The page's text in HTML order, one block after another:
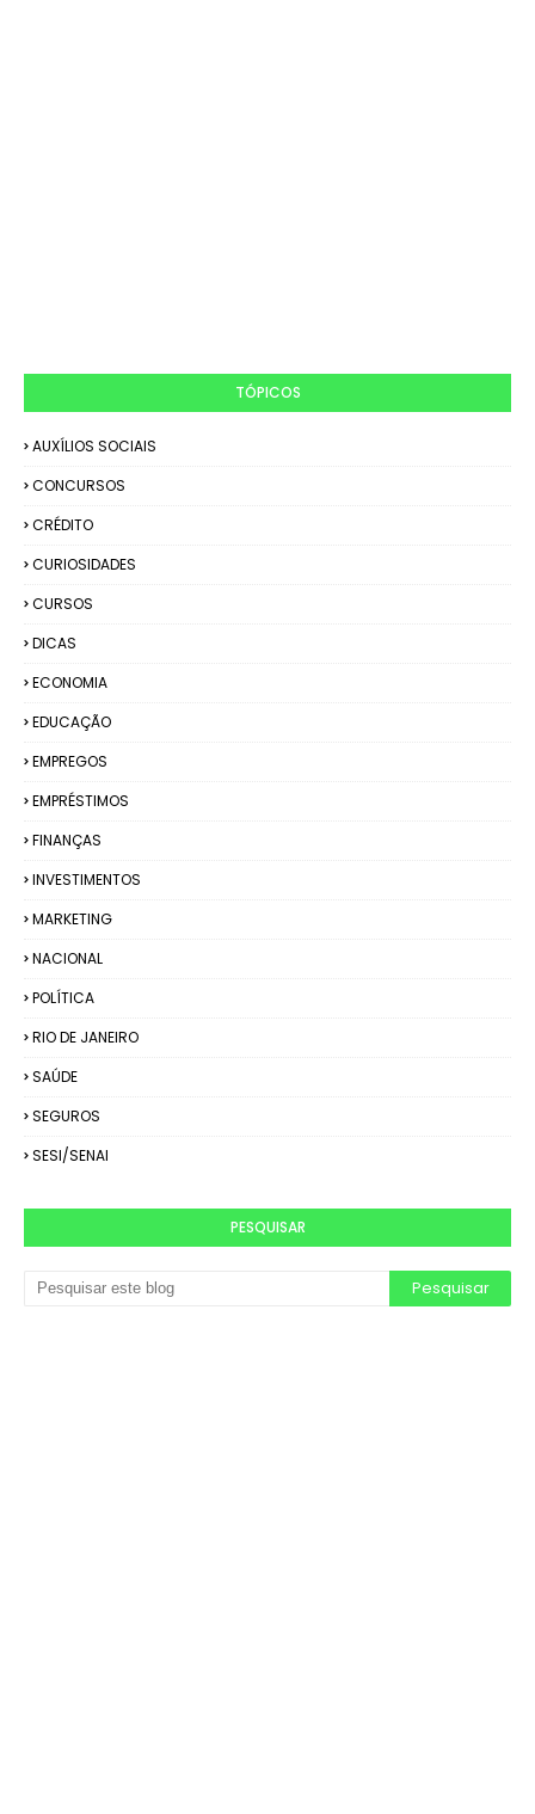
TÓPICOS
AUXÍLIOS SOCIAIS
CONCURSOS
CRÉDITO
CURIOSIDADES
CURSOS
DICAS
ECONOMIA
EDUCAÇÃO
EMPREGOS
EMPRÉSTIMOS
FINANÇAS
INVESTIMENTOS
MARKETING
NACIONAL
POLÍTICA
RIO DE JANEIRO
SAÚDE
SEGUROS
SESI/SENAI
PESQUISAR